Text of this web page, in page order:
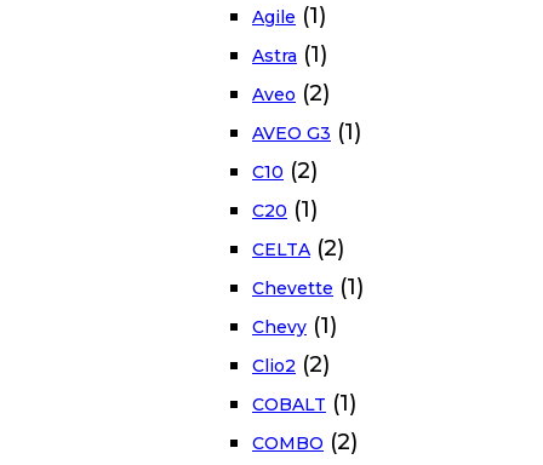
Agile (1)
Astra (1)
Aveo (2)
AVEO G3 (1)
C10 (2)
C20 (1)
CELTA (2)
Chevette (1)
Chevy (1)
Clio2 (2)
COBALT (1)
COMBO (2)